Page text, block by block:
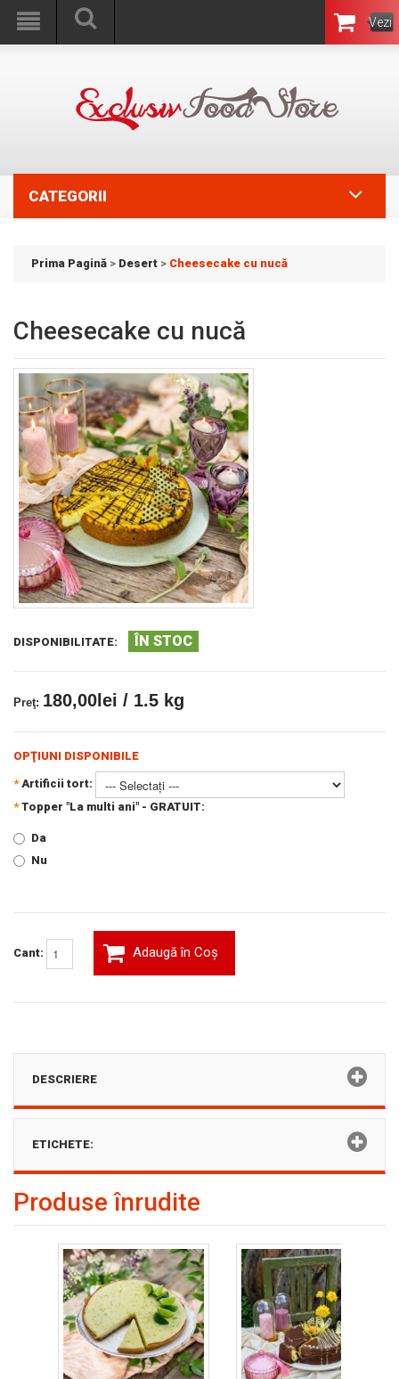
Vezi
Coşul
CATEGORII
Prima Pagină > Desert > Cheesecake cu nucă
Cheesecake cu nucă
DISPONIBILITATE: ÎN STOC
Preţ: 180,00lei / 1.5 kg
OPŢIUNI DISPONIBILE
* Artificii tort:
* Topper "La multi ani" - GRATUIT:
Da
Nu
Cant: Adaugă în Coş
DESCRIERE
ETICHETE:
Produse înrudite